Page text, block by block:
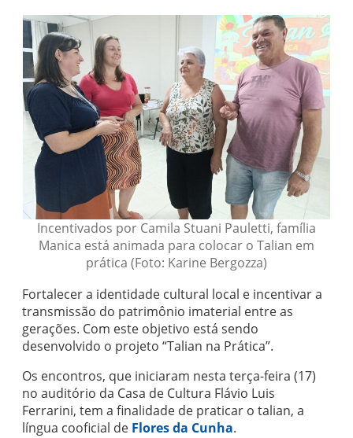
Incentivados por Camila Stuani Pauletti, família
Manica está animada para colocar o Talian em
prática (Foto: Karine Bergozza)
Fortalecer a identidade cultural local e incentivar a
transmissão do patrimônio imaterial entre as
gerações. Com este objetivo está sendo
desenvolvido o projeto “Talian na Prática”.
Os encontros, que iniciaram nesta terça-feira (17)
no auditório da Casa de Cultura Flávio Luis
Ferrarini, tem a finalidade de praticar o talian, a
língua cooficial de Flores da Cunha.